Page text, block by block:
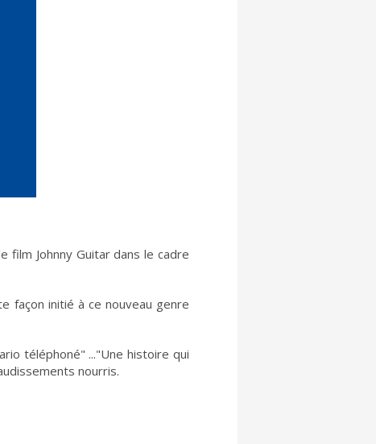
film Johnny Guitar dans le cadre
façon initié à ce nouveau genre
téléphoné" ..."Une histoire qui
nourris.